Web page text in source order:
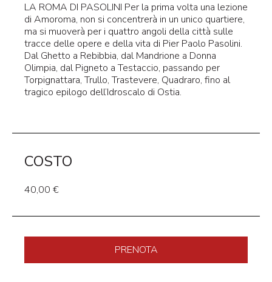
LA ROMA DI PASOLINI Per la prima volta una lezione
di Amoroma, non si concentrerà in un unico quartiere,
ma si muoverà per i quattro angoli della città sulle
tracce delle opere e della vita di Pier Paolo Pasolini.
Dal Ghetto a Rebibbia, dal Mandrione a Donna
Olimpia, dal Pigneto a Testaccio, passando per
Torpignattara, Trullo, Trastevere, Quadraro, fino al
tragico epilogo dell’Idroscalo di Ostia.
COSTO
40,00 €
PRENOTA